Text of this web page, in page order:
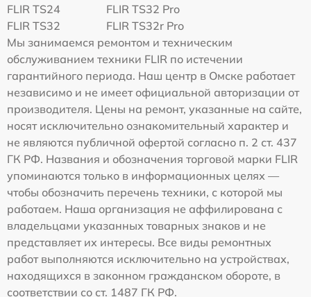
FLIR TS24
FLIR TS32 Pro
FLIR TS32
FLIR TS32r Pro
Мы занимаемся ремонтом и техническим
обслуживанием техники FLIR по истечении
гарантийного периода. Наш центр в Омске работает
независимо и не имеет официальной авторизации от
производителя. Цены на ремонт, указанные на сайте,
носят исключительно ознакомительный характер и
не являются публичной офертой согласно п. 2 ст. 437
ГК РФ. Названия и обозначения торговой марки FLIR
упоминаются только в информационных целях —
чтобы обозначить перечень техники, с которой мы
работаем. Наша организация не аффилирована с
владельцами указанных товарных знаков и не
представляет их интересы. Все виды ремонтных
работ выполняются исключительно на устройствах,
находящихся в законном гражданском обороте, в
соответствии со ст. 1487 ГК РФ.